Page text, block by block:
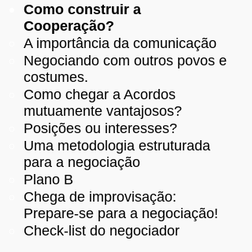
Como construir a
Cooperação?
A importância da comunicação
Negociando com outros povos e
costumes.
Como chegar a Acordos
mutuamente vantajosos?
Posições ou interesses?
Uma metodologia estruturada
para a negociação
Plano B
Chega de improvisação:
Prepare-se para a negociação!
Check-list do negociador